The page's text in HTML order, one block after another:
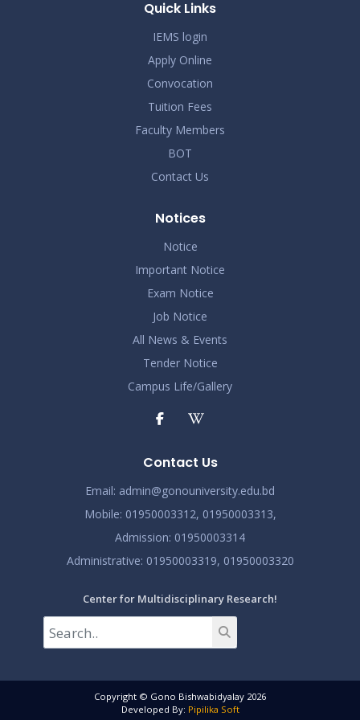
Quick Links
IEMS login
Apply Online
Convocation
Tuition Fees
Faculty Members
BOT
Contact Us
Notices
Notice
Important Notice
Exam Notice
Job Notice
All News & Events
Tender Notice
Campus Life/Gallery
Contact Us
Email: admin@gonouniversity.edu.bd
Mobile: 01950003312, 01950003313,
Admission: 01950003314
Administrative: 01950003319, 01950003320
Center for Multidisciplinary Research!
Copyright © Gono Bishwabidyalay 2026
Developed By: Pipilika Soft